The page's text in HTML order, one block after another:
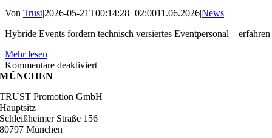
Von Trust|2026-05-21T00:14:28+02:0011.06.2026|News|
Hybride Events fordern technisch versiertes Eventpersonal –
Mehr lesen
Kommentare deaktiviertfür
Kenntnisse
Eventpersonal
MÜNCHEN
TRUST Promotion GmbH
Hauptsitz
Schleißheimer Straße 156
80797 München